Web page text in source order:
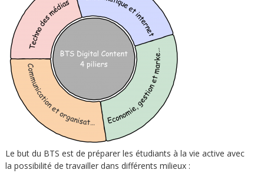
Le but du BTS est de préparer les étudiants à la vie active avec
la possibilité de travailler dans différents milieux :